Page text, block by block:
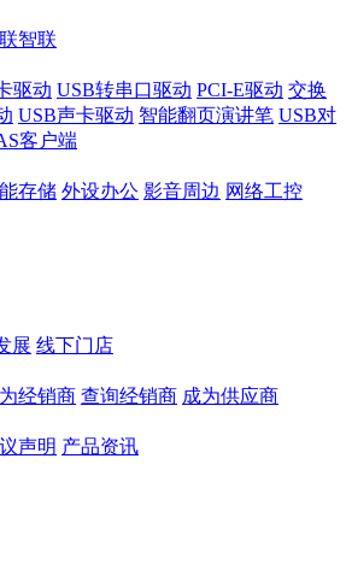
智联
驱动 USB转串口驱动 PCI-E驱动 交换
USB声卡驱动 智能翻页演讲笔 USB对
客户端
存储 外设办公 影音周边 网络工控
展 线下门店
经销商 查询经销商 成为供应商
声明 产品资讯